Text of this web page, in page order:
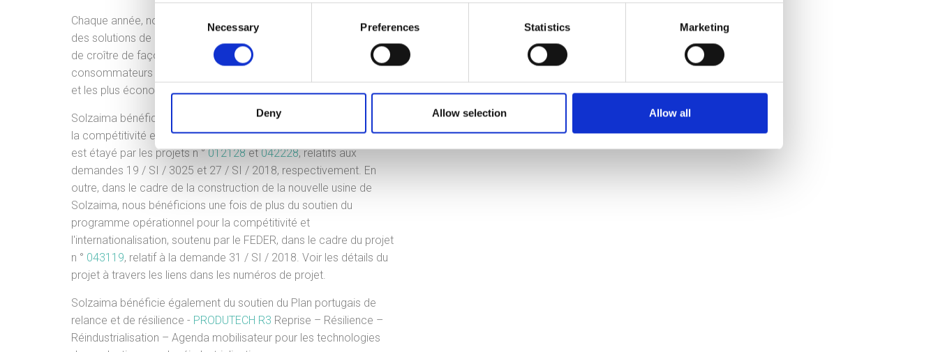
Selection
Necessary Preferences Statistics Marketing
Deny Allow selection Allow all
Chaque année, nous équipons plus de 20.000 logements, avec
des solutions de chauffage a la biomasse. Ce marché ne cesse
de croître de façon significative, ce qui montre que les
consommateurs sont attentifs aux solutions les plus écologiques
et les plus économiques.
Solzaima bénéficie du soutien du programme opérationnel pour
la compétitivité et l'internationalisation, soutenu par le FEDER, qui
est étayé par les projets n °012128et042228, relatifs aux
demandes 19 / SI / 3025 et 27 / SI / 2018, respectivement. En
outre, dans le cadre de la construction de la nouvelle usine de
Solzaima, nous bénéficions une fois de plus du soutien du
programme opérationnel pour la compétitivité et
l'internationalisation, soutenu par le FEDER, dans le cadre du projet
n ° 043119, relatif à la demande 31 / SI / 2018. Voir les détails du
projet à travers les liens dans les numéros de projet.
Solzaima bénéficie également du soutien du Plan portugais de
relance et de résilience - PRODUTECH R3 Reprise – Résilience –
Réindustrialisation – Agenda mobilisateur pour les technologies
Solutions de chauffage local
Solutions de chauffage central